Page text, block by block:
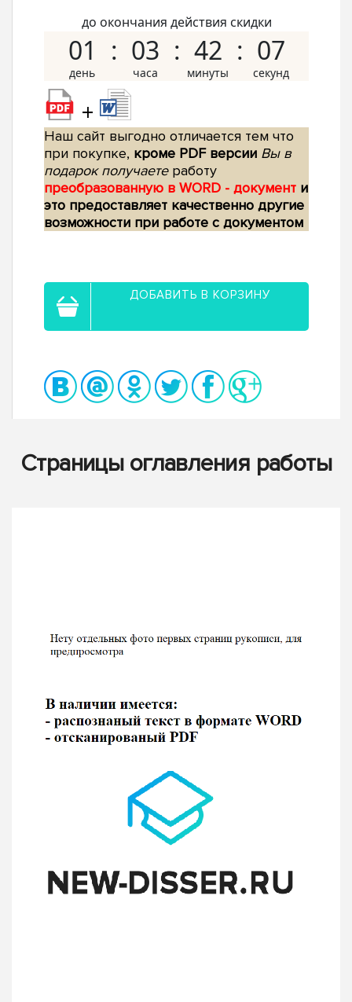
до окончания действия скидки
01 03 42 06
+
Наш сайт выгодно отличается тем что
при покупке, кроме PDF версии Вы в
подарок получаетеработу
преобразованную в WORD - документ и
это предоставляет качественно другие
возможности при работе с документом
ДОБАВИТЬ В КОРЗИНУ
Страницы оглавления работы